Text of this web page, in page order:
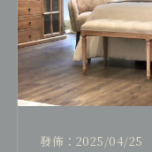
發佈：2025/04/25